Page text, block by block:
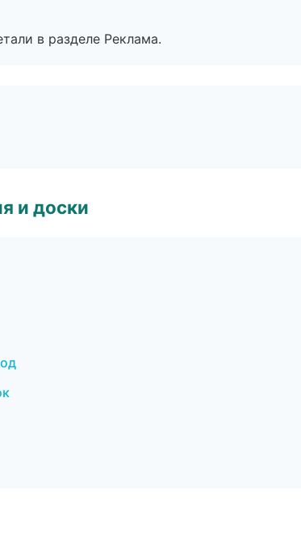
в разделе Реклама.
и доски